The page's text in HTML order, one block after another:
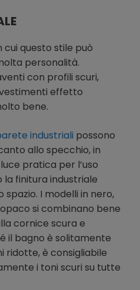
cui questo stile può
personalità.
con profili scuri,
effetto
bene.
industriali possono
allo specchio, in
pratica per l’uso
finitura industriale
I modelli in nero,
si combinano bene
cornice scura e
il bagno è solitamente
ridotte, è consigliabile
i toni scuri su tutte